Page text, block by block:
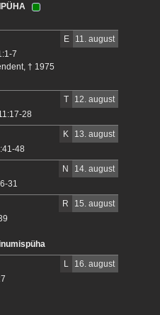
E
11. august
7
† 1975
T
12. august
28
K
13. august
48
N
14. august
31
R
15. august
L
16. august